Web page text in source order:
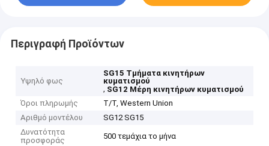
Περιγραφή Προϊόντων
Υψηλό φως
SG15 Τμήματα κινητήρων
κυματισμού
, SG12 Μέρη κινητήρων κυματισμού
Όροι πληρωμής
T/T, Western Union
Αριθμό μοντέλου
SG12 SG15
Δυνατότητα
προσφοράς
500 τεμάχια το μήνα